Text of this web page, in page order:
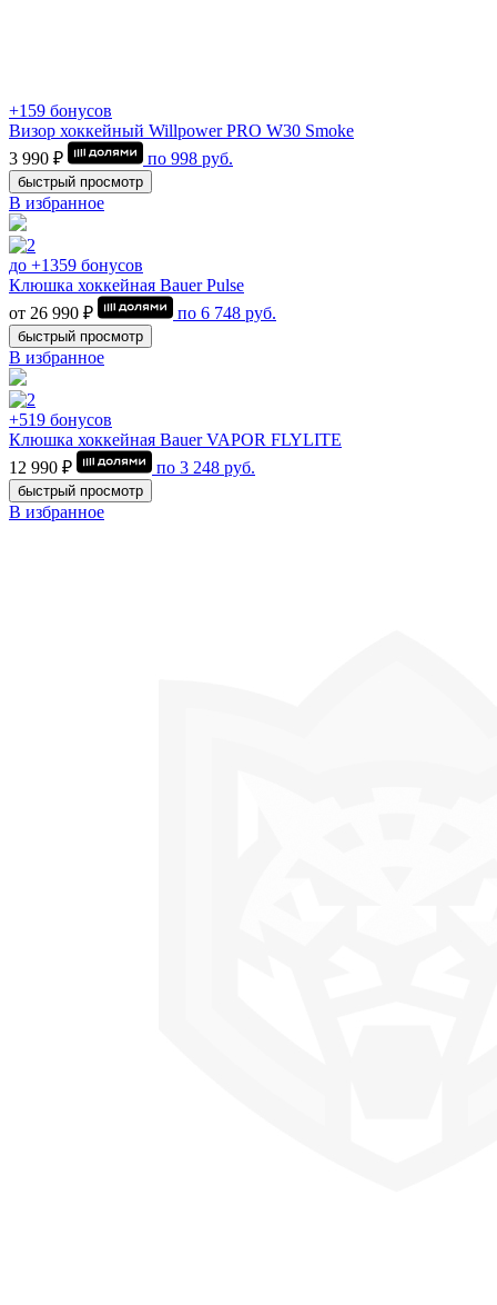
+159 бонусов
Визор хоккейный Willpower PRO W30 Smoke
3 990 ₽
по 998 руб.
быстрый просмотр
В избранное
до +1359 бонусов
Клюшка хоккейная Bauer Pulse
от 26 990 ₽
по 6 748 руб.
быстрый просмотр
В избранное
+519 бонусов
Клюшка хоккейная Bauer VAPOR FLYLITE
12 990 ₽
по 3 248 руб.
быстрый просмотр
В избранное